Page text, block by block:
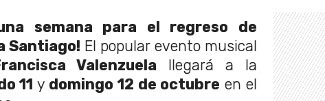
semana para el regreso de
Santiago! El popular evento musical
Valenzuela llegará a la
11 y domingo 12 de octubre en el